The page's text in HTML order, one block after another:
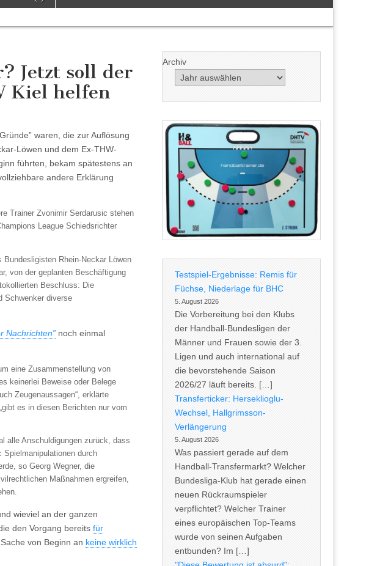
Jetzt soll der
Kiel helfen
waren, die zur Auflösung
Löwen und dem Ex-THW-
führten, bekam spätestens an
andere Erklärung
Trainer Zvonimir Serdarusic stehen
League Schiedsrichter
Rhein-Neckar Löwen
von der geplanten Beschäftigung
Beschluss: Die
Schwenker diverse
Nachrichten” noch einmal
eine Zusammenstellung von
keinerlei Beweise oder Belege
Zeugenaussagen“, erklärte
es in diesen Berichten nur vom
alle Anschuldigungen zurück, dass
Spielmanipulationen durch
so Georg Wegner, die
Maßnahmen ergreifen,
wieviel an der ganzen
den Vorgang bereits für
von Beginn an keine wirklich
Archiv
Testspiel-Ergebnisse: Remis für
Füchse, Niederlage für BHC
5. August 2026
Die Vorbereitung bei den Klubs
der Handball-Bundesligen der
Männer und Frauen sowie der 3.
Ligen und auch international auf
die bevorstehende Saison
2026/27 läuft bereits. […]
Transferticker: Herseklioglu-
Wechsel, Hallgrimsson-
Verlängerung
5. August 2026
Was passiert gerade auf dem
Handball-Transfermarkt? Welcher
Bundesliga-Klub hat gerade einen
neuen Rückraumspieler
verpflichtet? Welcher Trainer
eines europäischen Top-Teams
wurde von seinen Aufgaben
entbunden? Im […]